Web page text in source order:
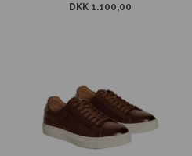
DKK 1.100,00